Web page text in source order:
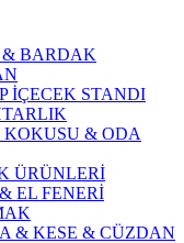
& BARDAK
İÇECEK STANDI
KOKUSU & ODA
ÜRÜNLERİ
EL FENERİ
& KESE & CÜZDAN